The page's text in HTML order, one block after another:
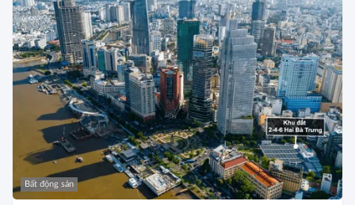
Bất động sản